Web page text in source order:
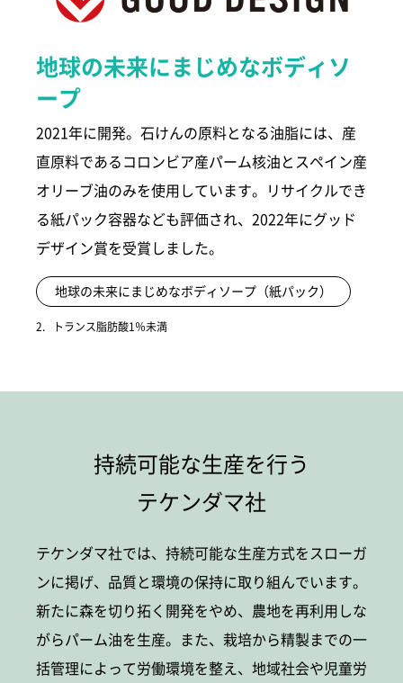
地球の未来にまじめなボディソ
ープ
2021年に開発。石けんの原料となる油脂には、産
直原料であるコロンビア産パーム核油とスペイン産
オリーブ油のみを使用しています。リサイクルでき
る紙パック容器なども評価され、2022年にグッド
デザイン賞を受賞しました。
地球の未来にまじめなボディソープ（紙パック）
2. トランス脂肪酸1％未満
持続可能な生産を行う
テケンダマ社
テケンダマ社では、持続可能な生産方式をスローガ
ンに掲げ、品質と環境の保持に取り組んでいます。
新たに森を切り拓く開発をやめ、農地を再利用しな
がらパーム油を生産。また、栽培から精製までの一
括管理によって労働環境を整え、地域社会や児童労